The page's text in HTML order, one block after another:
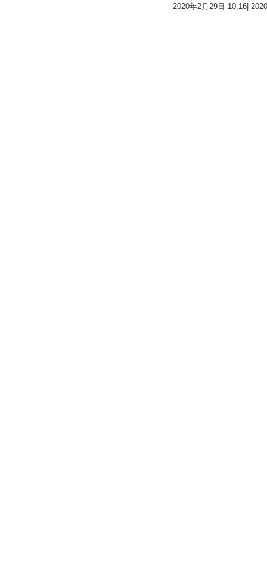
2020年2月29日 10:16|